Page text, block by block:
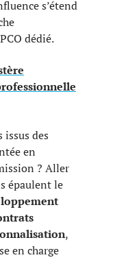
s’étend
dédié.
des
en
? Aller
épaulent le
,
en charge